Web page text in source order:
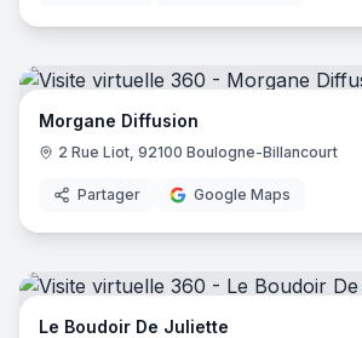
Morgane Diffusion
2 Rue Liot, 92100 Boulogne-Billancourt
Partager Google Maps
Le Boudoir De Juliette